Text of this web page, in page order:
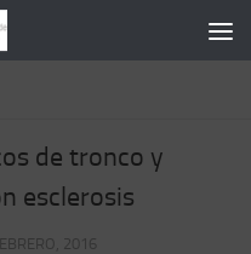
de tronco y
esclerosis
2016